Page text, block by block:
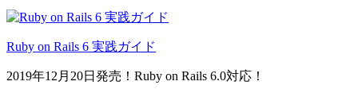
Ruby on Rails 6 実践ガイド
2019年12月20日発売！Ruby on Rails 6.0対応！